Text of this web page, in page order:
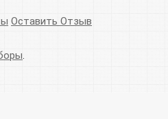
Оставить Отзыв
.